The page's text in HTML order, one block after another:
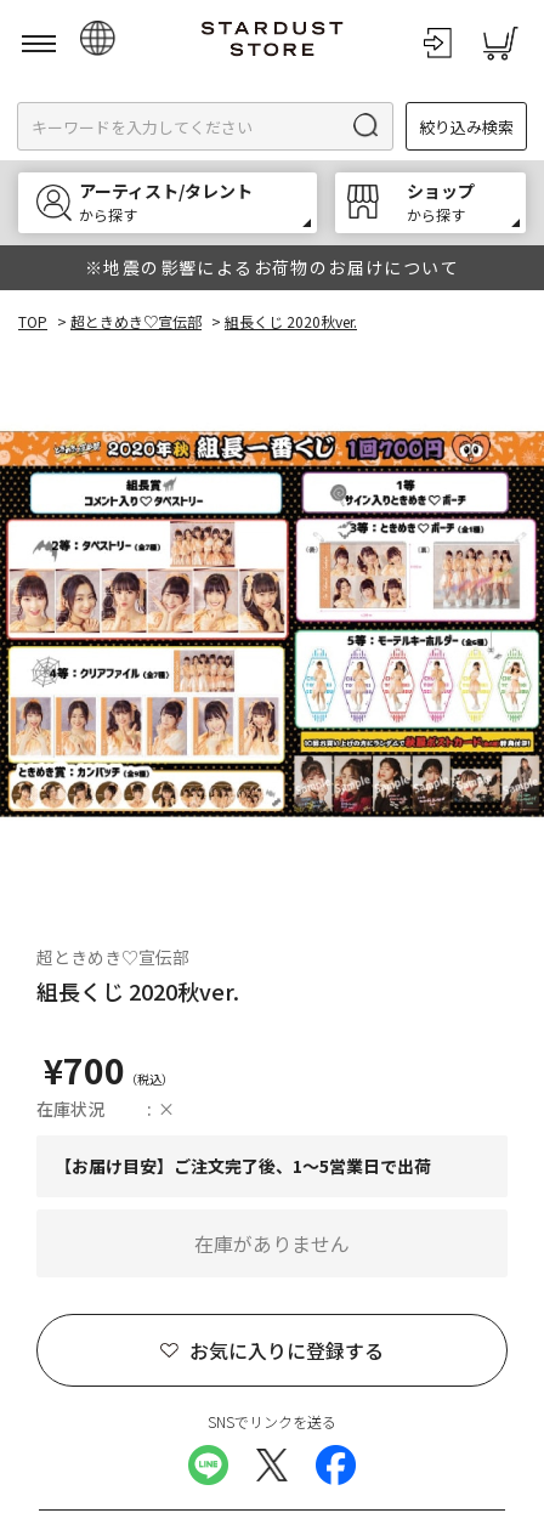
English
한국어
中文
絞り込み検索
アーティスト/タレント
から探す
ショップ
から探す
※地震の影響によるお荷物のお届けについて
TOP > 超ときめき♡宣伝部 > 組長くじ 2020秋ver.
超ときめき♡宣伝部
組長くじ 2020秋ver.
¥700
在庫状況 ×
【お届け目安】ご注文完了後、1～5営業日で出荷
お気に入りに登録する
在庫がありません
SNSでリンクを送る